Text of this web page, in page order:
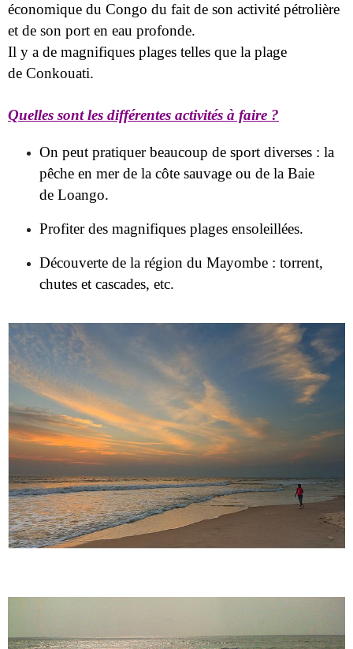
économique du Congo du fait de son activité pétrolière
et de son port en eau profonde.
Il y a de magnifiques plages telles que la plage
de Conkouati.
Quelles sont les différentes activités à faire ?
On peut pratiquer beaucoup de sport diverses : la
pêche en mer de la côte sauvage ou de la Baie
de Loango.
Profiter des magnifiques plages ensoleillées.
Découverte de la région du Mayombe : torrent,
chutes et cascades, etc.